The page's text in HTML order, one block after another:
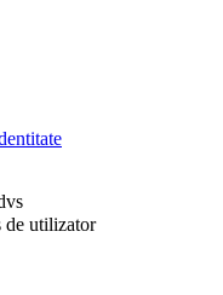
de utilizator